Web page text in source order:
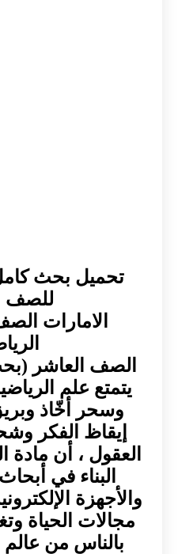
تحميل بحث
للصف
الامارات
الصف العاشر
يتمتع علم
وسحر أخّاذ
إيقاظ الفكر
العقول ، أن مادة
البناء في
والأجهزة
مجالات الحياة
بالناس من